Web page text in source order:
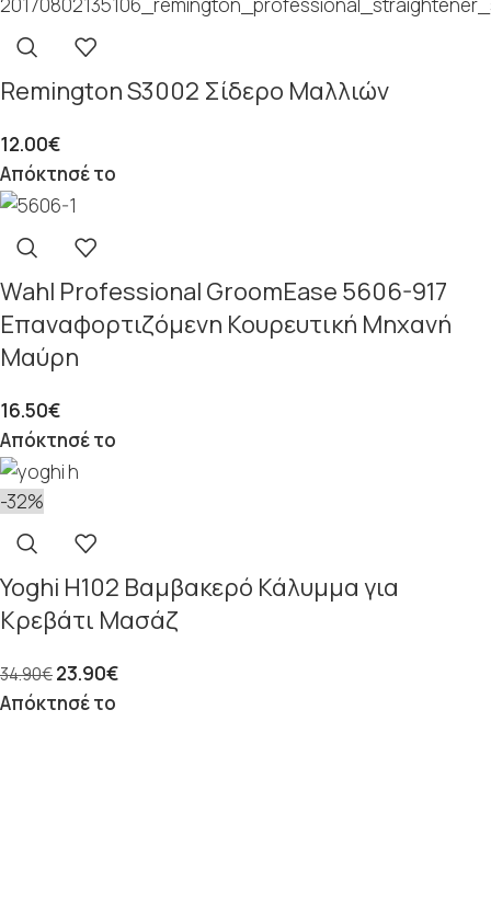
Remington S3002 Σίδερο Μαλλιών
12.00€
Απόκτησέ το
Wahl Professional GroomEase 5606-917
Επαναφορτιζόμενη Κουρευτική Μηχανή
Μαύρη
16.50€
Απόκτησέ το
-32%
Yoghi H102 Βαμβακερό Κάλυμμα για
Κρεβάτι Μασάζ
34.90€23.90€
Απόκτησέ το